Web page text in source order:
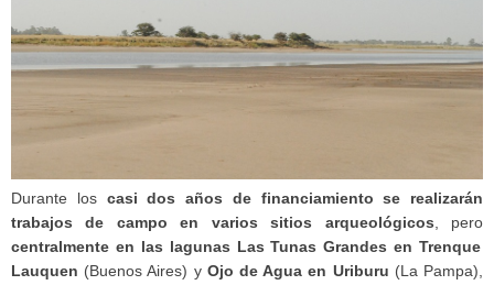
Durante los casi dos años de financiamiento se realizarán
trabajos de campo en varios sitios arqueológicos, pero
centralmente en las lagunas Las Tunas Grandes en Trenque
Lauquen (Buenos Aires) yOjo de Agua en Uriburu (La Pampa),